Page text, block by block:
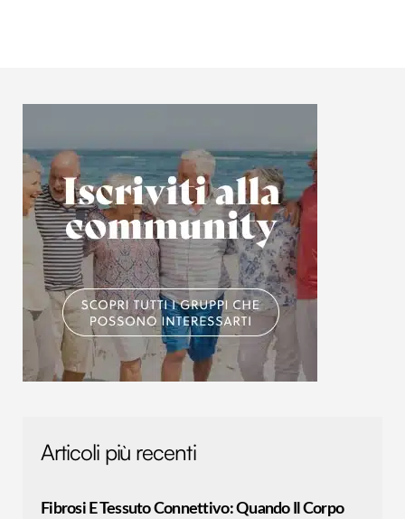
Articoli più recenti
Fibrosi E Tessuto Connettivo: Quando Il Corpo